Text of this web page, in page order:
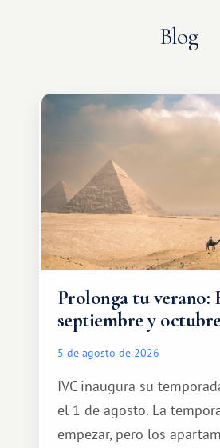
Blog
Prolonga tu verano:
septiembre y octubre
5 de agosto de 2026
IVC inaugura su
el 1 de agosto. La
empezar, pero los